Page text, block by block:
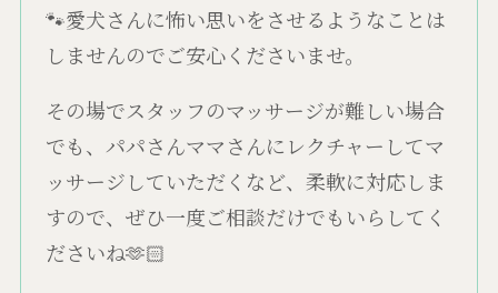
🐾愛犬さんに怖い思いをさせるようなことは
しませんのでご安心くださいませ。
その場でスタッフのマッサージが難しい場合
でも、パパさんママさんにレクチャーしてマ
ッサージしていただくなど、柔軟に対応しま
すので、ぜひ一度ご相談だけでもいらしてく
ださいね🫶🏻